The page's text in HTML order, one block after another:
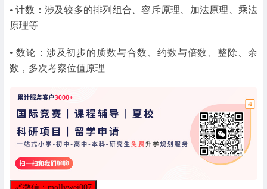
• 计数：涉及较多的排列组合、容斥原理、加法原理、乘法
原理等
• 数论：涉及初步的质数与合数、约数与倍数、整除、余
数，多次考察位值原理